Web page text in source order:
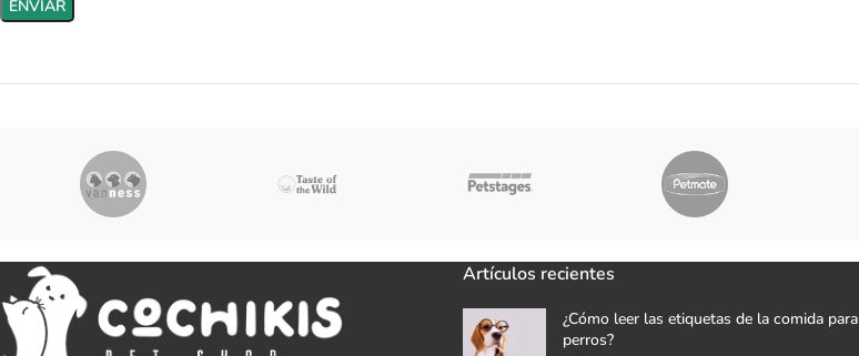
Artículos recientes
¿Cómo leer las etiquetas de la comida para
perros?